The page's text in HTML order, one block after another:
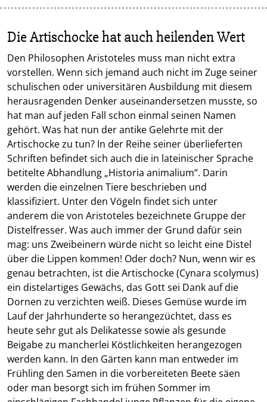
Die Artischocke hat auch heilenden Wert
Den Philosophen Aristoteles muss man nicht extra
vorstellen. Wenn sich jemand auch nicht im Zuge seiner
schulischen oder universitären Ausbildung mit diesem
herausragenden Denker auseinandersetzen musste, so
hat man auf jeden Fall schon einmal seinen Namen
gehört. Was hat nun der antike Gelehrte mit der
Artischocke zu tun? In der Reihe seiner überlieferten
Schriften befindet sich auch die in lateinischer Sprache
betitelte Abhandlung „Historia animalium“. Darin
werden die einzelnen Tiere beschrieben und
klassifiziert. Unter den Vögeln findet sich unter
anderem die von Aristoteles bezeichnete Gruppe der
Distelfresser. Was auch immer der Grund dafür sein
mag: uns Zweibeinern würde nicht so leicht eine Distel
über die Lippen kommen! Oder doch? Nun, wenn wir es
genau betrachten, ist die Artischocke (Cynara scolymus)
ein distelartiges Gewächs, das Gott sei Dank auf die
Dornen zu verzichten weiß. Dieses Gemüse wurde im
Lauf der Jahrhunderte so herangezüchtet, dass es
heute sehr gut als Delikatesse sowie als gesunde
Beigabe zu mancherlei Köstlichkeiten herangezogen
werden kann. In den Gärten kann man entweder im
Frühling den Samen in die vorbereiteten Beete säen
oder man besorgt sich im frühen Sommer im